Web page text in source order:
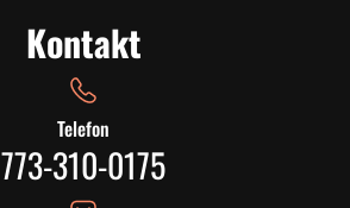
Kontakt
Telefon
773-310-0175